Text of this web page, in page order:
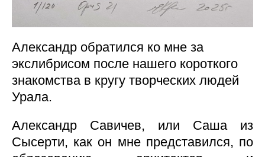
Александр обратился ко мне за
экслибрисом после нашего короткого
знакомства в кругу творческих людей
Урала.
Александр Савичев, или Саша из
Сысерти, как он мне представился, по